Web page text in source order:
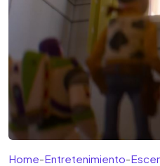
Home-Entretenimiento-